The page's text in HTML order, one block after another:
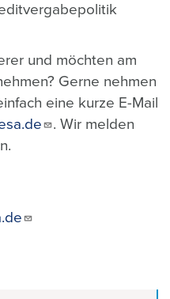
und möchten am
Gerne nehmen
eine kurze E-Mail
. Wir melden